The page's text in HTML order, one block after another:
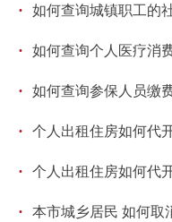
ITALIANO
· 如何查询城镇职工的
· 如何查询个人医疗消
· 如何查询参保人员缴
· 个人出租住房如何代
· 个人出租住房如何代
· 本市城乡居民 如何取